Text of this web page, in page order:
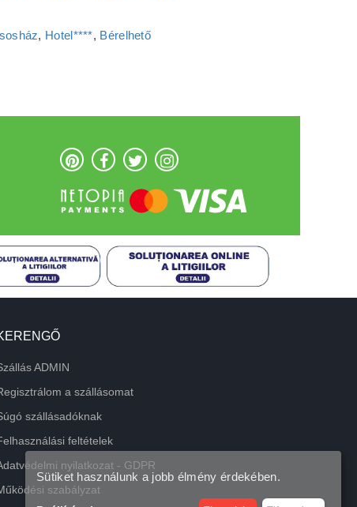
, Hotel****, Bérelhető
ADMIN
a szállásomat
szállásadóknak
feltételek
nyilatkozat - GDPR
szabályzat
Sütiket használunk a jobb élmény érdekében.